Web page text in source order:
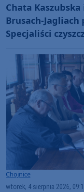
Chata
Brusach-
Specjaliści
Chojnice
wtorek, 4 sierpnia 2026,